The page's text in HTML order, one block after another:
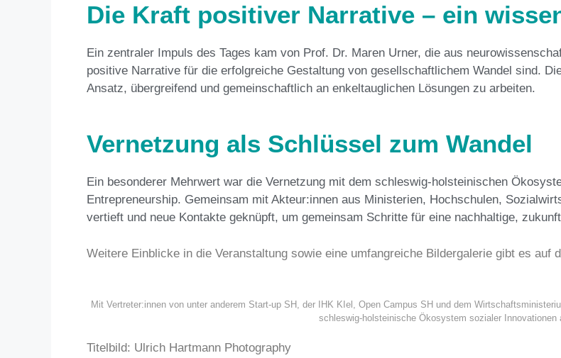
Die Kraft positiver Narrative – ein
Ein zentraler Impuls des Tages kam von Prof. Dr. Maren Urner, die aus
positive Narrative für die erfolgreiche Gestaltung von gesellschaftlichem Wandel sind.
Ansatz, übergreifend und gemeinschaftlich an enkeltauglichen Lösungen zu arbeiten.
Vernetzung als Schlüssel zum Wandel
Ein besonderer Mehrwert war die Vernetzung mit dem schleswig-holsteinischen
Entrepreneurship. Gemeinsam mit Akteur:innen aus Ministerien, Hochschulen,
vertieft und neue Kontakte geknüpft, um gemeinsam Schritte für eine nachhaltige,
Weitere Einblicke in die Veranstaltung sowie eine umfangreiche Bildergalerie gibt es auf
Mit Vertreter:innen von unter anderem Start-up SH, der IHK KIel, Open Campus SH und dem
schleswig-holsteinische Ökosystem sozialer Innovationen
Titelbild: Ulrich Hartmann Photography